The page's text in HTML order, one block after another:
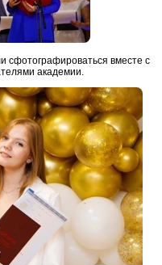
сфотографироваться вместе с
академии.